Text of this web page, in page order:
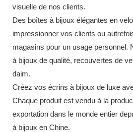
visuelle de nos clients.
Des boîtes à bijoux élégantes en
impressionner vos clients ou
magasins pour un usage personnel.
à bijoux de qualité, recouvertes de
daim.
Créez vos écrins à bijoux de luxe
Chaque produit est vendu à la
exportation dans le monde entier
à bijoux en Chine.